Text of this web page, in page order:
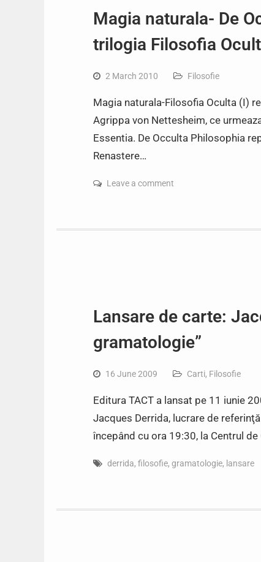
Magia naturala- De
trilogia Filosofia
2 March 2010 Filosofie
Magia naturala-Filosofia Oculta (I)
Agrippa von Nettesheim, ce
Essentia. De Occulta Philosophia
Renastere…
Leave a comment
Lansare de carte:
gramatologie”
16 June 2009 Carti, Filosofie
Editura TACT a lansat pe 11 iunie
Jacques Derrida, lucrare de
începând cu ora 19:30, la Centrul
derrida, filosofie, gramatologie, lansare